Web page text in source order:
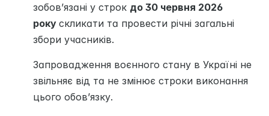
зобов’язані у строк до 30 червня 2026
року скликати та провести річні загальні
збори учасників.
Запровадження воєнного стану в Україні не
звільняє від та не змінює строки виконання
цього обов’язку.